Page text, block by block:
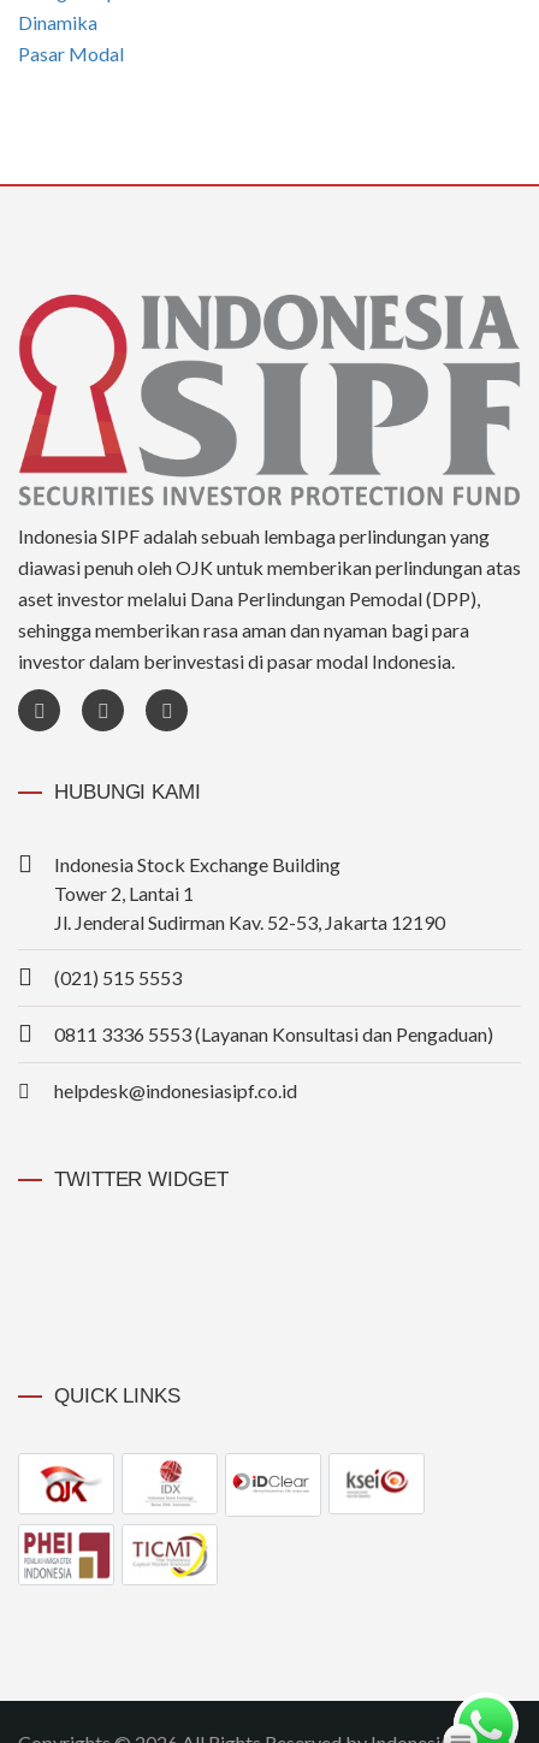
Indonesia SIPF adalah sebuah lembaga perlindungan yang
diawasi penuh oleh OJK untuk memberikan perlindungan atas
aset investor melalui Dana Perlindungan Pemodal (DPP),
sehingga memberikan rasa aman dan nyaman bagi para
investor dalam berinvestasi di pasar modal Indonesia.
HUBUNGI KAMI
Indonesia Stock Exchange Building
Tower 2, Lantai 1
Jl. Jenderal Sudirman Kav. 52-53, Jakarta 12190
(021) 515 5553
0811 3336 5553 (Layanan Konsultasi dan Pengaduan)
helpdesk@indonesiasipf.co.id
TWITTER WIDGET
QUICK LINKS